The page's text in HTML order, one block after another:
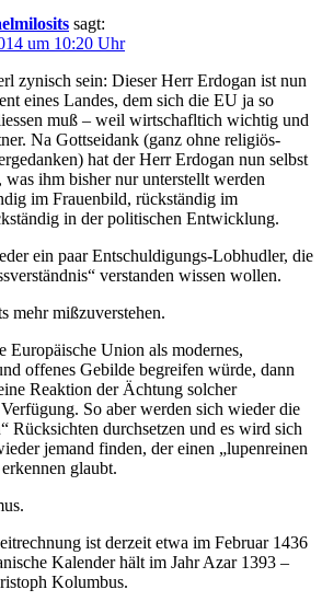
sagt:
um 10:20 Uhr
zynisch sein: Dieser Herr Erdogan ist nun
eines Landes, dem sich die EU ja so
muß – weil wirtschafltich wichtig und
Na Gottseidank (ganz ohne religiös-
hat der Herr Erdogan nun selbst
was ihm bisher nur unterstellt werden
im Frauenbild, rückständig im
in der politischen Entwicklung.
ein paar Entschuldigungs-Lobhudler, die
verstanden wissen wollen.
mehr mißzuverstehen.
Europäische Union als modernes,
offenes Gebilde begreifen würde, dann
Reaktion der Ächtung solcher
So aber werden sich wieder die
Rücksichten durchsetzen und es wird sich
jemand finden, der einen „lupenreinen
glaubt.
ist derzeit etwa im Februar 1436
Kalender hält im Jahr Azar 1393 –
Kolumbus.